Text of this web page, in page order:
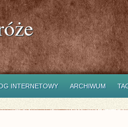
INTERNETOWY ARCHIWUM